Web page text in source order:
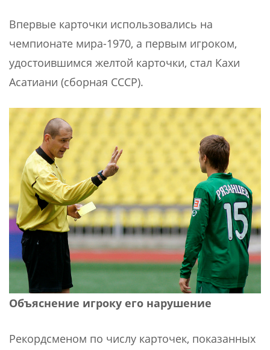
Впервые карточки использовались на
чемпионате мира-1970, а первым игроком,
удостоившимся желтой карточки, стал Кахи
Асатиани (сборная СССР).
Объяснение игроку его нарушение
Рекордсменом по числу карточек, показанных